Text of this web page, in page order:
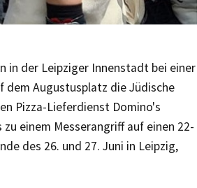
in der Leipziger Innenstadt bei einer
Augustusplatz die Jüdische
Pizza-Lieferdienst Domino's
einem Messerangriff auf einen 22-
des 26. und 27. Juni in Leipzig,